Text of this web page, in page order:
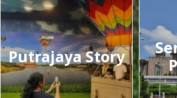
Putrajaya Story